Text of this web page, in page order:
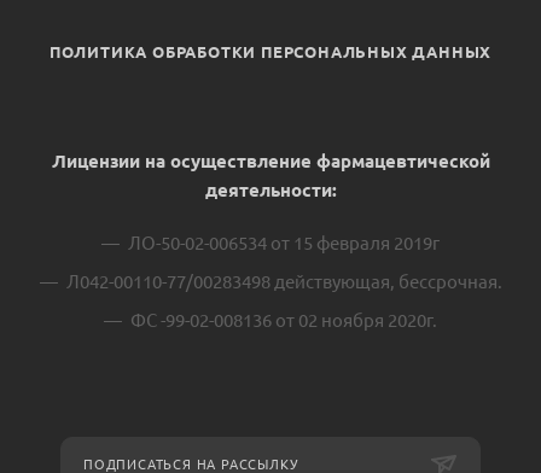
ПОЛИТИКА ОБРАБОТКИ ПЕРСОНАЛЬНЫХ ДАННЫХ
Лицензии на осуществление фармацевтической
деятельности:
ЛО-50-02-006534 от 15 февраля 2019г
Л042-00110-77/00283498 действующая, бессрочная.
ФС -99-02-008136 от 02 ноября 2020г.
ПОДПИСАТЬСЯ НА РАССЫЛКУ